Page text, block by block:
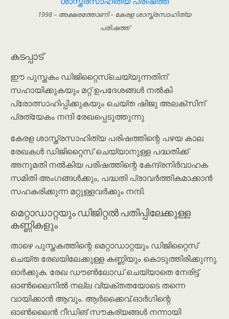
1998 – അക്ഷരത്തോണി – കേരള ശാസ്ത്രസാഹിത്യ
പരിഷത്ത്
കടപ്പാട്
ഈ പുസ്തകം ഡിജിറ്റൈസ്ചെയ്യുന്നതിന്
സഹായിക്കുകയും മറ്റ് ഉപദേശങ്ങൾ നൽകി
പ്രോത്സാഹിപ്പിക്കുകയും ചെയ്ത ഷിജു അലക്സിന്
പ്രത്യേകം നന്ദി രേഖപ്പെടുത്തുന്നു
കേരള ശാസ്ത്രസാഹിത്യ പരിഷത്തിന്റെ പഴയ കാല
രേഖകൾ ഡിജിറ്റൈസ് ചെയ്യാനുള്ള പദ്ധതിക്ക്
അനുമതി നൽകിയ പരിഷത്തിന്റെ കേന്ദ്രനിര്‍വാഹക
സമിതി അംഗങ്ങൾക്കും, പദ്ധതി പ്രാവർത്തികമാക്കാൻ
സഹകരിക്കുന്ന മറ്റുള്ളവർക്കും നന്ദി.
മെറ്റാഡാറ്റയും ഡിജിറ്റൽ പതിപ്പിലേക്കുള്ള
കണ്ണികളും
താഴെ പുസ്തകത്തിന്റെ മെറ്റാഡാറ്റയും ഡിജിറ്റൈസ്
ചെയ്ത രേഖയിലേക്കുള്ള കണ്ണിയും കൊടുത്തിരിക്കുന്നു.
ഓർക്കുക. രേഖ ഡൗൺലോഡ് ചെയ്യാതെ നേരിട്ട്
ഓൺലൈനിൽ നല്ല വ്യക്തതയോടെ തന്നെ
വായിക്കാൻ ആവും. ആർക്കൈവ്.ഓർഗിന്റെ
ഓൺലൈൻ റീഡിങ് സൗകര്യങ്ങൾ നന്നായി